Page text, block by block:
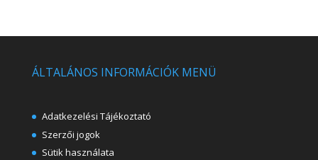
ÁLTALÁNOS INFORMÁCIÓK MENÜ
Adatkezelési Tájékoztató
Szerzői jogok
Sütik használata